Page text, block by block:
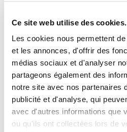
Ce site web utilise des cookies.
Les cookies nous permettent
et les annonces, d'offrir des
médias sociaux et d'analyser
partageons également des
notre site avec nos partenaires
publicité et d'analyse, qui
avec d'autres informations que
ou qu'ils ont collectées lors de
Description
Fabricant Pedrali
Design Pedrali R&D
La collection de tables Stylusde
recherche interne Pedrali R&D) est
contract et résidentiel. Elle se
minimaliste et la douceur de ses